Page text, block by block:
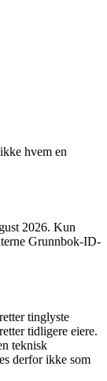
hvem en
2026. Kun
Grunnbok-ID-
tinglyste
tidligere eiere.
teknisk
derfor ikke som